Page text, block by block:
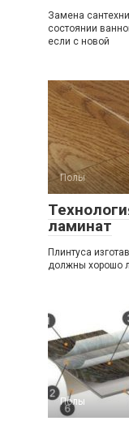
Замена
состоянии
если с новой
Полы
ламинат
Плинтуса
должны хорошо
Полы